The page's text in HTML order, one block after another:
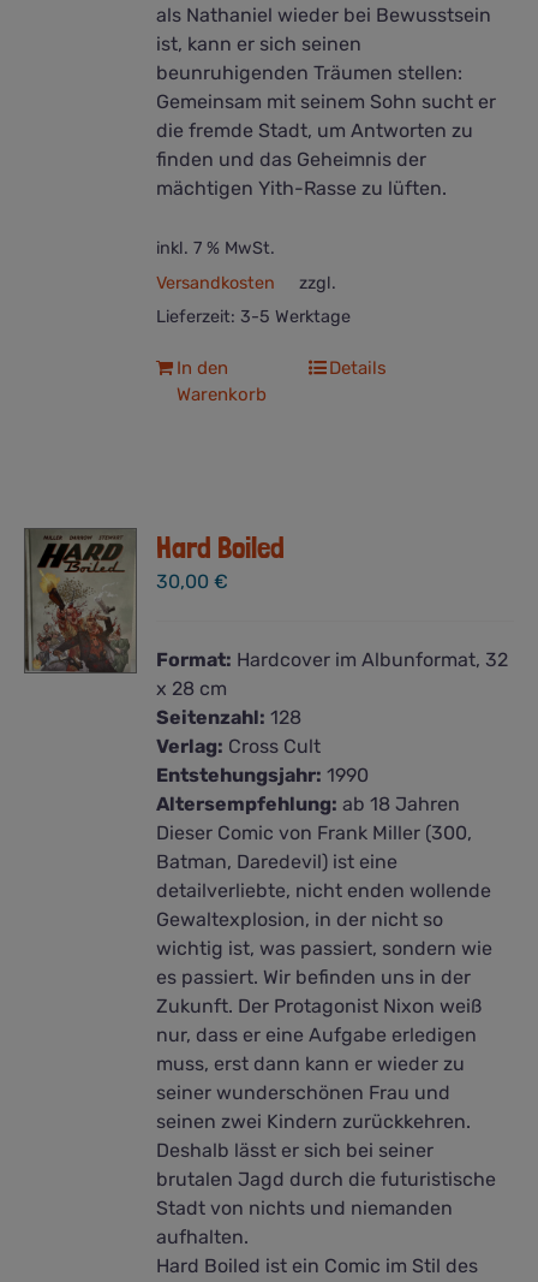
als Nathaniel wieder bei Bewusstsein
ist, kann er sich seinen
beunruhigenden Träumen stellen:
Gemeinsam mit seinem Sohn sucht er
die fremde Stadt, um Antworten zu
finden und das Geheimnis der
mächtigen Yith-Rasse zu lüften.
inkl. 7 % MwSt.
zzgl.
Versandkosten
Lieferzeit: 3-5 Werktage
In den
Warenkorb
Details
Hard Boiled
30,00€
Format: Hardcover im Albunformat, 32
x 28 cm
Seitenzahl: 128
Verlag: Cross Cult
Entstehungsjahr: 1990
Altersempfehlung: ab 18 Jahren
Dieser Comic von Frank Miller (300,
Batman, Daredevil) ist eine
detailverliebte, nicht enden wollende
Gewaltexplosion, in der nicht so
wichtig ist, was passiert, sondern wie
es passiert. Wir befinden uns in der
Zukunft. Der Protagonist Nixon weiß
nur, dass er eine Aufgabe erledigen
muss, erst dann kann er wieder zu
seiner wunderschönen Frau und
seinen zwei Kindern zurückkehren.
Deshalb lässt er sich bei seiner
brutalen Jagd durch die futuristische
Stadt von nichts und niemanden
aufhalten.
Hard Boiled ist ein Comic im Stil des